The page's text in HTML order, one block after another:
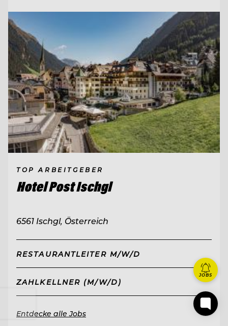
TOP ARBEITGEBER
Hotel Post Ischgl
6561 Ischgl, Österreich
RESTAURANTLEITER M/W/D
ZAHLKELLNER (M/W/D)
Entdecke alle Jobs
JOBS